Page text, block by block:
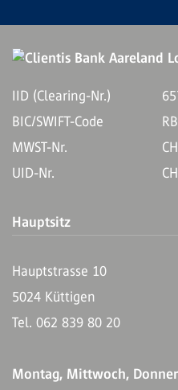
IID (Clearing-Nr.)
BIC/SWIFT-Code
MWST-Nr.
UID-Nr.
Hauptsitz
Hauptstrasse 10
5024 Küttigen
Tel. 062 839 80 20
Montag, Mittwoch,